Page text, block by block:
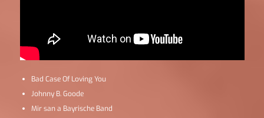
Bad Case Of Loving You
Johnny B. Goode
Mir san a Bayrische Band